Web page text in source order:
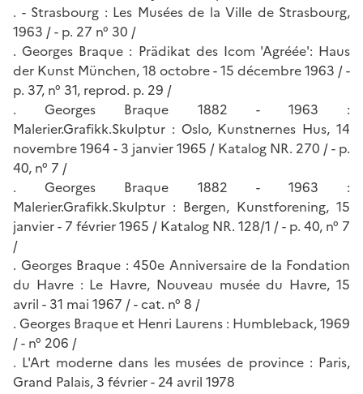
. - Strasbourg : Les Musées de la Ville de Strasbourg,
1963 / - p. 27 n° 30 /
. Georges Braque : Prädikat des Icom 'Agréée': Haus
der Kunst München, 18 octobre - 15 décembre 1963 / -
p. 37, n° 31, reprod. p. 29 /
. Georges Braque 1882 - 1963 :
Malerier.Grafikk.Skulptur : Oslo, Kunstnernes Hus, 14
novembre 1964 - 3 janvier 1965 / Katalog NR. 270 / - p.
40, n° 7 /
. Georges Braque 1882 - 1963 :
Malerier.Grafikk.Skulptur : Bergen, Kunstforening, 15
janvier - 7 février 1965 / Katalog NR. 128/1 / - p. 40, n° 7
/
. Georges Braque : 450e Anniversaire de la Fondation
du Havre : Le Havre, Nouveau musée du Havre, 15
avril - 31 mai 1967 / - cat. n° 8 /
. Georges Braque et Henri Laurens : Humbleback, 1969
/ - n° 206 /
. L'Art moderne dans les musées de province : Paris,
Grand Palais, 3 février - 24 avril 1978